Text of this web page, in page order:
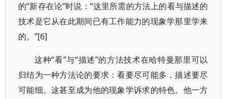
的“新存在论”时说：“这里所需的方法上的看与描述的
技术是它从在此期间已有工作能力的现象学那里学来
的。”[6]
这种“看”与“描述”的方法技术在哈特曼那里可以
归结为一种方法论的要求：看要尽可能多，描述要尽
可能细。这甚至成为他的现象学诉求的特色。他一方